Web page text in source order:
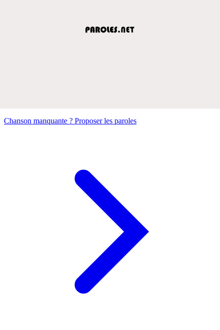
Chanson manquante ? Proposer les paroles